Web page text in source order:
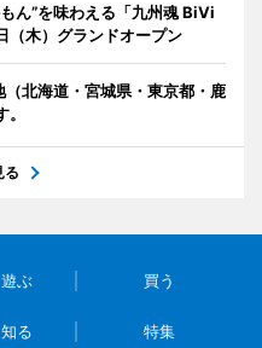
ん”を味わえる「九州魂 BiVi
木）グランドオープン
（北海道・宮城県・東京都・鹿
る
ぶ 買う
る 特集